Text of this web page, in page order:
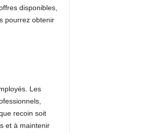
disponibles,
pourrez obtenir
Les
recoin soit
et à maintenir